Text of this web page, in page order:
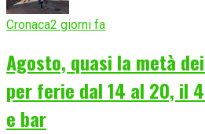
Cronaca2 giorni fa
Agosto, quasi la metà
per ferie dal 14 al 20, il
e bar